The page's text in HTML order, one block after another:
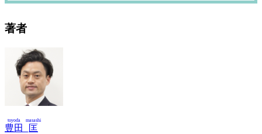
著者
豊田
toyoda
匡
masashi